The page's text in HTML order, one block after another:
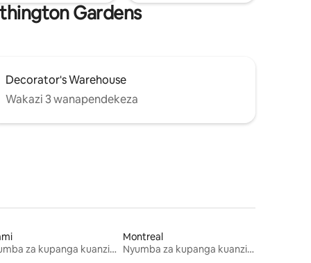
Gardens
Decorator's Warehouse
Wakazi 3 wanapendekeza
Nyumba za kupanga kuanzia mwezi mmoja
Montreal
Nyumba za kupanga kuanzia mwezi mmoja